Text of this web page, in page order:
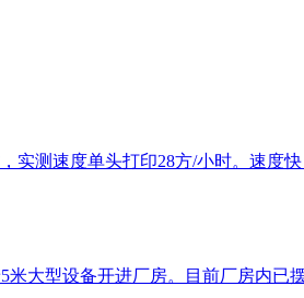
实测速度单头打印28方/小时。速度
大型设备开进厂房。目前厂房内已